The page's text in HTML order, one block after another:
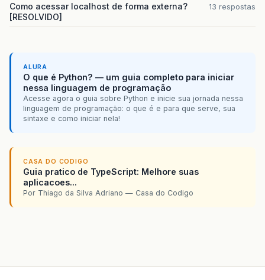
Como acessar localhost de forma externa?
[RESOLVIDO]
13 respostas
ALURA
O que é Python? — um guia completo para iniciar
nessa linguagem de programação
Acesse agora o guia sobre Python e inicie sua jornada nessa
linguagem de programação: o que é e para que serve, sua
sintaxe e como iniciar nela!
CASA DO CODIGO
Guia pratico de TypeScript: Melhore suas
aplicacoes...
Por Thiago da Silva Adriano — Casa do Codigo